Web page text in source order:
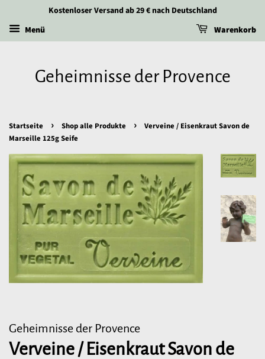
Kostenloser Versand ab 29 € nach Deutschland
Menü
Warenkorb
Geheimnisse der Provence
Startseite › Shop alle Produkte ›
Verveine / Eisenkraut Savon de
Marseille 125g Seife
Geheimnisse der Provence
Verveine / Eisenkraut Savon de